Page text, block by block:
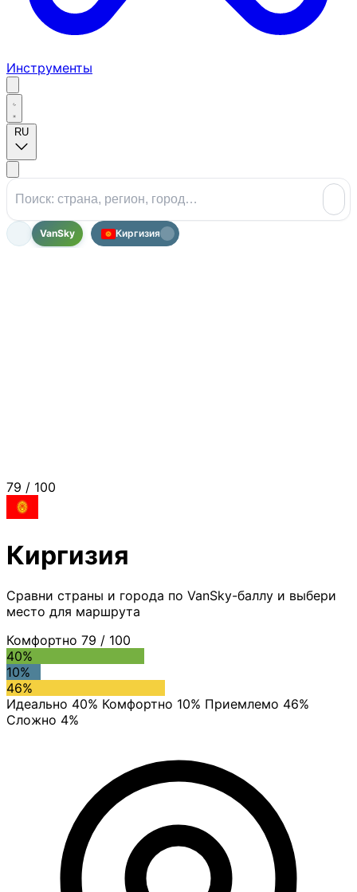
Инструменты
RU
VanSky Киргизия
79 / 100
Киргизия
Сравни страны и города по VanSky-баллу и выбери
место для маршрута
Комфортно 79 / 100
40%
10%
46%
Идеально 40% Комфортно 10% Приемлемо 46%
Сложно 4%